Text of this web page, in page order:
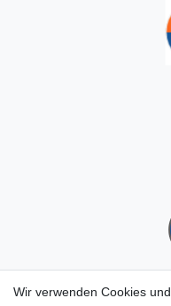
Wir verwenden Cookies